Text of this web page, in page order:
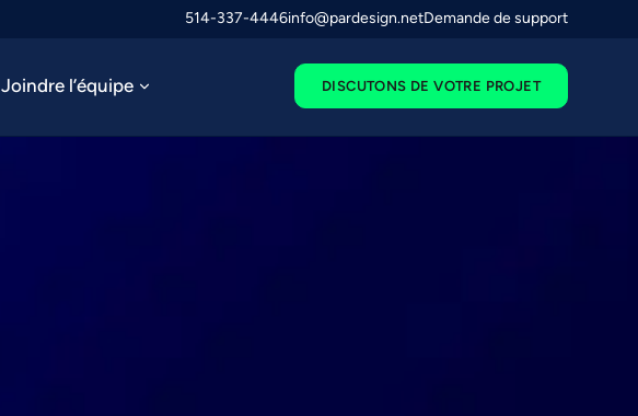
514-337-4446info@pardesign.netDemande de support
Joindre l’équipe DISCUTONS DE VOTRE PROJET